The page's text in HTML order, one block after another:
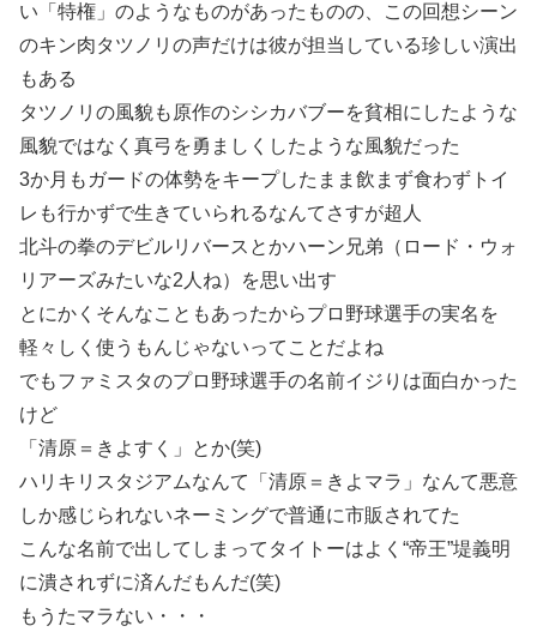
い「特権」のようなものがあったものの、この回想シーン
のキン肉タツノリの声だけは彼が担当している珍しい演出
もある
タツノリの風貌も原作のシシカバブーを貧相にしたような
風貌ではなく真弓を勇ましくしたような風貌だった
3か月もガードの体勢をキープしたまま飲まず食わずトイ
レも行かずで生きていられるなんてさすが超人
北斗の拳のデビルリバースとかハーン兄弟（ロード・ウォ
リアーズみたいな2人ね）を思い出す
とにかくそんなこともあったからプロ野球選手の実名を
軽々しく使うもんじゃないってことだよね
でもファミスタのプロ野球選手の名前イジりは面白かった
けど
「清原＝きよすく」とか(笑)
ハリキリスタジアムなんて「清原＝きよマラ」なんて悪意
しか感じられないネーミングで普通に市販されてた
こんな名前で出してしまってタイトーはよく“帝王”堤義明
に潰されずに済んだもんだ(笑)
もうたマラない・・・